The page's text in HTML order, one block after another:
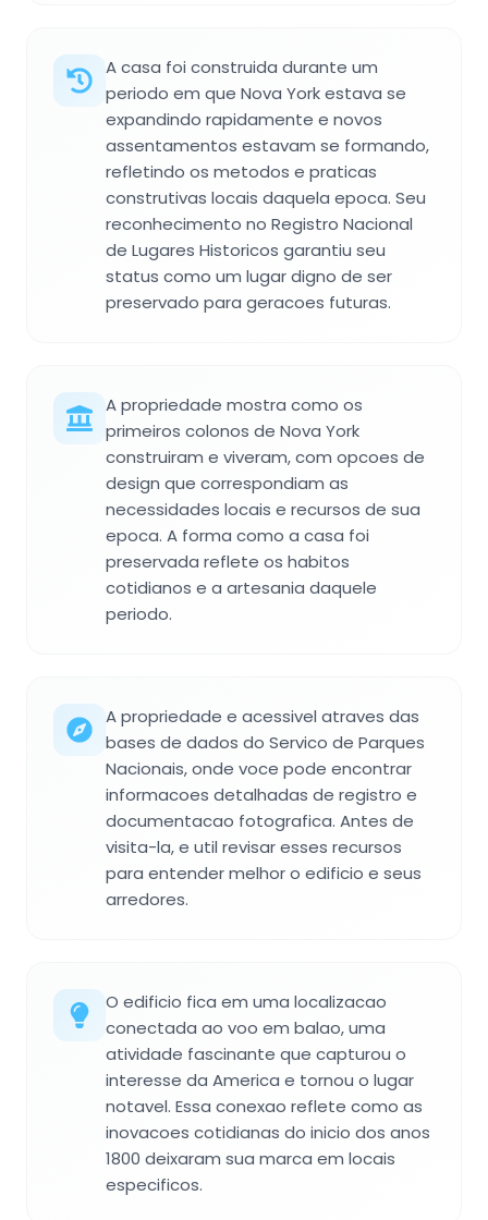
A casa foi construida durante um
periodo em que Nova York estava se
expandindo rapidamente e novos
assentamentos estavam se formando,
refletindo os metodos e praticas
construtivas locais daquela epoca. Seu
reconhecimento no Registro Nacional
de Lugares Historicos garantiu seu
status como um lugar digno de ser
preservado para geracoes futuras.
A propriedade mostra como os
primeiros colonos de Nova York
construiram e viveram, com opcoes de
design que correspondiam as
necessidades locais e recursos de sua
epoca. A forma como a casa foi
preservada reflete os habitos
cotidianos e a artesania daquele
periodo.
A propriedade e acessivel atraves das
bases de dados do Servico de Parques
Nacionais, onde voce pode encontrar
informacoes detalhadas de registro e
documentacao fotografica. Antes de
visita-la, e util revisar esses recursos
para entender melhor o edificio e seus
arredores.
O edificio fica em uma localizacao
conectada ao voo em balao, uma
atividade fascinante que capturou o
interesse da America e tornou o lugar
notavel. Essa conexao reflete como as
inovacoes cotidianas do inicio dos anos
1800 deixaram sua marca em locais
especificos.